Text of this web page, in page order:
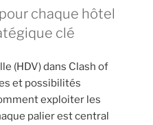
chaque hôtel
clé
(HDV) dans Clash of
et possibilités
exploiter les
palier est central